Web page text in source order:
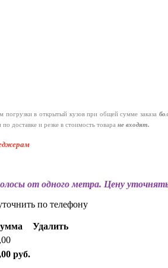
погрузки в открытый кузов при общей сумме заказа
по доставке и резке в стоимость товара не входят.
от одного метра. Цену
по телефону
Удалить
руб.